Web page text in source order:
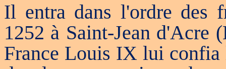
Il entra dans l'ordre des
1252 à Saint-Jean d'Acre
France Louis IX lui confia